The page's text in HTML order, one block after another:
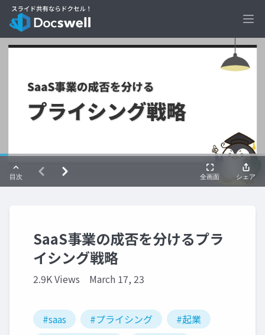
SaaS事業の成否を分けるプラ
イシング戦略
2.9K Views March 17, 23
#saas #プライシング
#起業